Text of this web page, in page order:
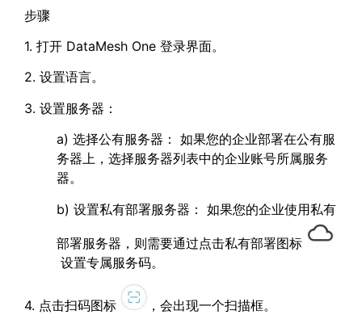
步骤
1. 打开 DataMesh One 登录界面。
2. 设置语言。
3. 设置服务器：
a) 选择公有服务器： 如果您的企业部署在公有服
务器上，选择服务器列表中的企业账号所属服务
器。
b) 设置私有部署服务器： 如果您的企业使用私有
部署服务器，则需要通过点击私有部署图标
设置专属服务码。
4. 点击扫码图标
，会出现一个扫描框。